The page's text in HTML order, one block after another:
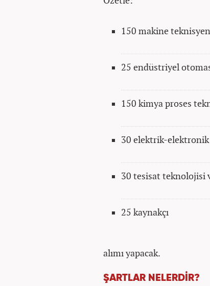
150 makine
25 endüstriyel
150 kimya proses
30 elektrik-
30 tesisat teknolojisi
25 kaynakçı
alımı yapacak.
ŞARTLAR NELERDİR?